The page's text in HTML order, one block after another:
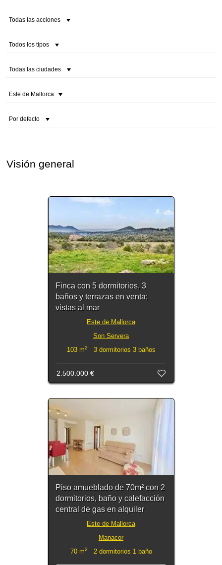
Todas las acciones
Todos los tipos
Todas las ciudades
Este de Mallorca
Por defecto
Visión general
Finca con 5 dormitorios, 3
baños y terrazas en venta;
vistas al mar
Este de Mallorca
Son Servera
103 m2 3 dormitorios 3 baños
2.500.000 €
Piso amueblado de 70m² con 2
dormitorios, baño y calefacción
central de gas en alquiler
Este de Mallorca
Manacor
70 m2 2 dormitorios 1 baño